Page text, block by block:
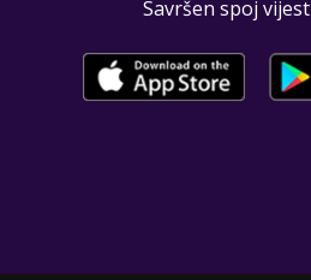
Savršen spoj